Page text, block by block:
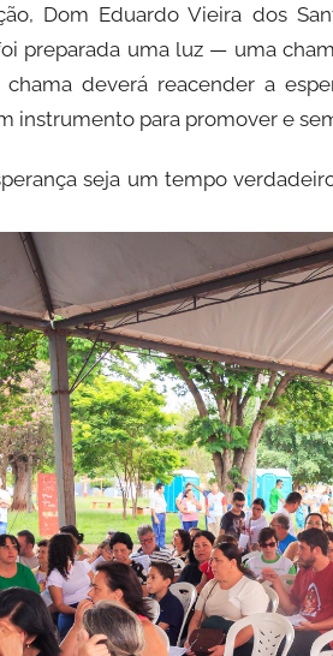
Dom Eduardo Vieira dos
preparada uma luz — uma
chama deverá reacender a
instrumento para promover e
seja um tempo